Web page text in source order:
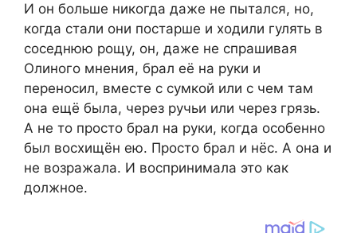
И он больше никогда даже не пытался, но,
когда стали они постарше и ходили гулять в
соседнюю рощу, он, даже не спрашивая
Олиного мнения, брал её на руки и
переносил, вместе с сумкой или с чем там
она ещё была, через ручьи или через грязь.
А не то просто брал на руки, когда особенно
был восхищён ею. Просто брал и нёс. А она и
не возражала. И воспринимала это как
должное.